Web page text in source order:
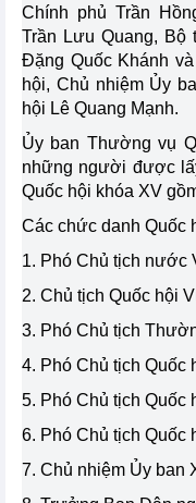
Chính phủ Trần
Trần Lưu Quang,
Đặng Quốc Khánh
hội, Chủ nhiệm Ủy
hội Lê Quang Mạnh.
Ủy ban Thường vụ
những người được
Quốc hội khóa XV
Các chức danh Quốc
1. Phó Chủ tịch nước
2. Chủ tịch Quốc hội
3. Phó Chủ tịch
4. Phó Chủ tịch Quốc
5. Phó Chủ tịch
6. Phó Chủ tịch Quốc
7. Chủ nhiệm Ủy ban